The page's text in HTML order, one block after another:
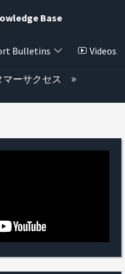
Base
Bulletins Videos
を展開/折りたたむ
マーサクセス